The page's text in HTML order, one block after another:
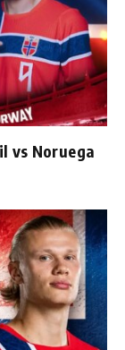
vs Noruega